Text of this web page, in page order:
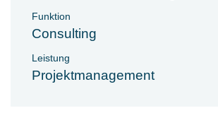
Funktion
Consulting
Leistung
Projektmanagement